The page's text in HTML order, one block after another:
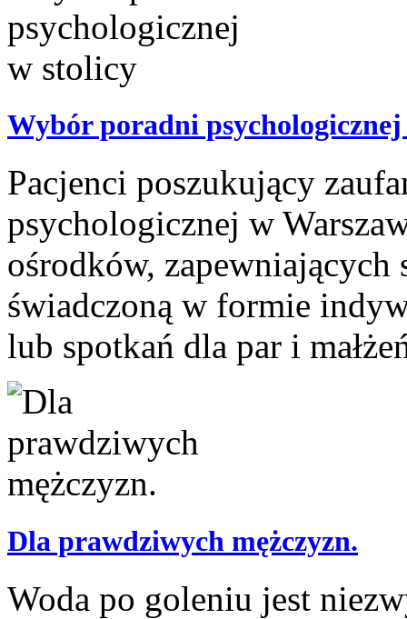
Wybór poradni
Pacjenci poszukujący
psychologicznej w
ośrodków, zapewniających
świadczoną w formie
lub spotkań dla par i
Dla prawdziwych mężczyzn.
Woda po goleniu jest